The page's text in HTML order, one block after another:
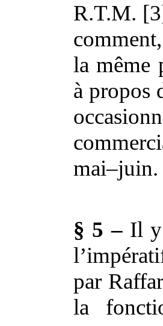
R.T.M.
la même
à propos
mai–juin.
§ 5 – Il y
par
la